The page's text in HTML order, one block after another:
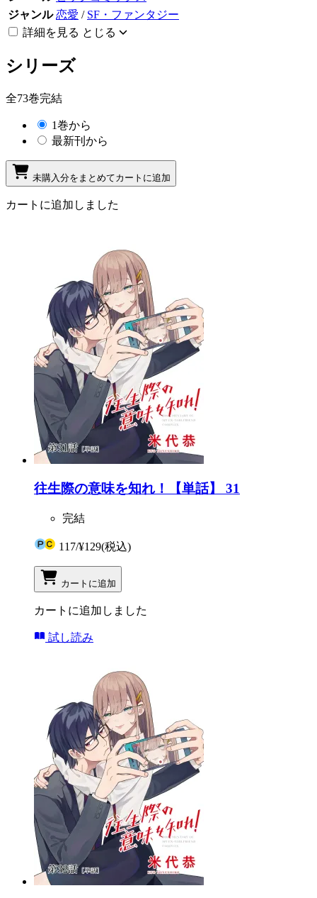
ジャンル 恋愛 / SF・ファンタジー
詳細を見る とじる
シリーズ
全73巻完結
1巻から
最新刊から
未購入分をまとめてカートに追加
カートに追加しました
往生際の意味を知れ！【単話】 31
完結
117/¥129(税込)
カートに追加
カートに追加しました
試し読み